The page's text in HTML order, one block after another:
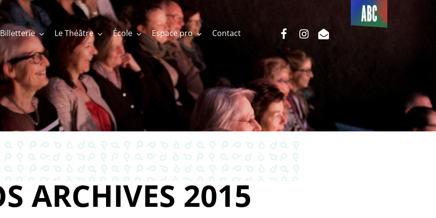
Billetterie Le Théâtre École Espace pro Contact
Du côté
de l’ABC
facebookinstagram
email
ARCHIVES 2015